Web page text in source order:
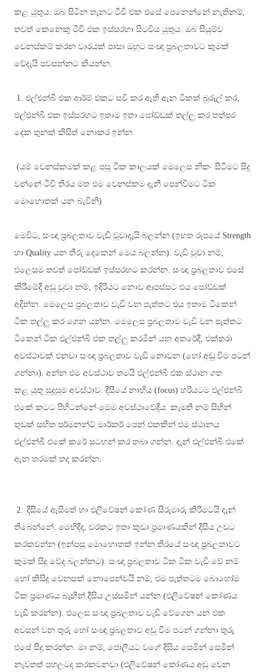
කළ යුතුය. ඔබ සිටින තැනට ටීවී එක එසේ පෙනෙන්නේ නැතිනම්,
තවත් කෙනෙකු ටීවී එක ඉස්සරහා සිටවිය යුතුය. ඔබ සියුම්ව
වෙනස්කම් කරන වාරයක් පාසා ඔහුට සංඥා ප්‍රබලතාවට කුමක්
වේදැයි පවසන්නට කියන්න.
1. එල්එන්බී එක ආර්ම් එකට සවි කර ඇති ඇන ටිකක් බුරුල් කර,
එල්එන්බී එක ඉස්සරහට ඉතාම ඉතා පෝඩ්ඩක් තල්ලු කර තත්පර
දෙක තුනක් කිසිත් නොකර ඉන්න.
(යම් වෙනස්කමක් කළ පසු ටික කාලයක් මෙලෙස නිකං සිටීමට සිදු
වන්නේ ටීවී තිරය මත එම වෙනස්කම දැනී පෙන්වීමට ටික
මොහොතක් යන බැවිනි)
මෙවිට, සංඥා ප්‍රබලතාව වැඩි වූවාදැයි බලන්න (ඉහත රූපයේ Strength
හා Quality යන තීරු දෙකෙන් මෙය බලන්න). වැඩි වූවා නම්,
එලෙසම තවත් පෝඩ්ඩක් ඉස්සරහට කරන්න. සංඥා ප්‍රබලතාව එසේ
කිරීමේදී අඩු වූවා නම්, ඉදිරියට නොව ආපස්සට එය පෝඩ්ඩක්
අදින්න. මෙලෙස ප්‍රබලතාව වැඩි වන පැත්තට එය ඉතාම ටිකෙන්
ටික තල්ලු කර ගෙන යන්න. මෙලෙස ප්‍රබලතාව වැඩි වන පැත්තට
ටිකෙන් ටික එල්එන්බී එක තල්ලු කරමින් යන අතරේදී, එක්තරා
අවස්ථාවක් එනවා සංඥා ප්‍රබලතාව වැඩි නොවන (හෝ අඩු වීම පටන්
ගන්නා). අන්න එම අවස්ථාව තමයි එල්එන්බී එක ස්ථාන ගත
කළ යුතු සුදුසුම අවස්ථාව. දීසීයේ නාභිය (focus) හරියටම එල්එන්බී
එකේ කටට පිහිටන්නේ මෙම අවස්ථාවේදීය. කැමති නම් සිහින්
තුඩක් සහිත පර්මනන්ට් මාර්කර් පෙන් එකකින් එම ස්ථානය
එල්එන්බී එකේ කරේ සටහන් කර තබා ගන්න. දැන් එල්එන්බී එකේ
ඇන තරමක් තද කරන්න.
2. දීසියේ ඇසිමත් හා එලිවේෂන් කෝණ සීරුමාරු කිරීමටයි දැන්
තිබෙන්නේ. මෙහිදීද, වරකට ඉතා කුඩා ප්‍රමාණයකින් දීසිය උඩට
කරකවන්න (ඉන්පසු මොහොතක් ඉන්න තිරයේ සංඥා ප්‍රබලතාවට
කුමක් සිදු වේද බලන්නට). සංඥා ප්‍රබලතාව ටික ටික වැඩි වේ නම්
හෝ කිසිදු වෙනසක් නොපෙන්වයි නම්, එම පැත්තටම බොහෝම
ටික ප්‍රමාණය බැඟින් දීසිය උස්සමින් යන්න (එලිවේෂන් කෝණය
වැඩි කරන්න). එලෙස සංඥා ප්‍රබලතාව වැඩි වේගෙන යන එක
අවසන් වන තුරු හෝ සංඥා ප්‍රබලතාව අඩු වීම පටන් ගන්නා තුරු
එසේ සිදු කරන්න. මා නම්, ජොලියට වගේ දීසිය සෙමින් සෙමින්
නැවතත් පහලටද කරකවනවා (එලිවේෂන් කෝණය අඩු වෙන